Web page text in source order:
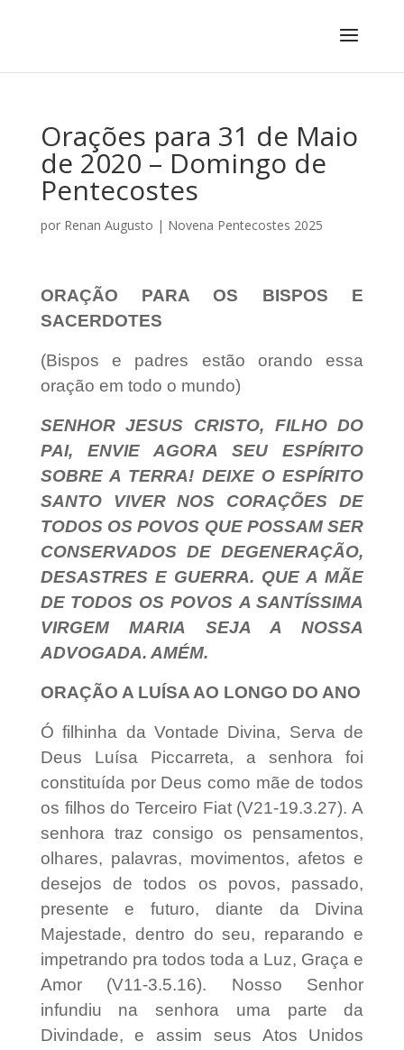
Orações para 31 de Maio
de 2020 – Domingo de
Pentecostes
por Renan Augusto | Novena Pentecostes 2025
ORAÇÃO PARA OS BISPOS E
SACERDOTES
(Bispos e padres estão orando essa
oração em todo o mundo)
SENHOR JESUS CRISTO, FILHO DO
PAI, ENVIE AGORA SEU ESPÍRITO
SOBRE A TERRA! DEIXE O ESPÍRITO
SANTO VIVER NOS CORAÇÕES DE
TODOS OS POVOS QUE POSSAM SER
CONSERVADOS DE DEGENERAÇÃO,
DESASTRES E GUERRA. QUE A MÃE
DE TODOS OS POVOS A SANTÍSSIMA
VIRGEM MARIA SEJA A NOSSA
ADVOGADA. AMÉM.
ORAÇÃO A LUÍSA AO LONGO DO ANO
Ó filhinha da Vontade Divina, Serva de
Deus Luísa Piccarreta, a senhora foi
constituída por Deus como mãe de todos
os filhos do Terceiro Fiat (V21-19.3.27). A
senhora traz consigo os pensamentos,
olhares, palavras, movimentos, afetos e
desejos de todos os povos, passado,
presente e futuro, diante da Divina
Majestade, dentro do seu, reparando e
impetrando pra todos toda a Luz, Graça e
Amor (V11-3.5.16). Nosso Senhor
infundiu na senhora uma parte da
Divindade, e assim seus Atos Unidos